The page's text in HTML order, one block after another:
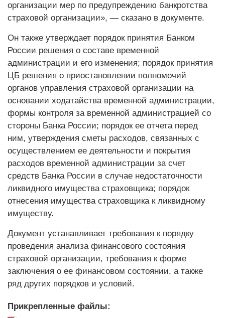
организации мер по предупреждению банкротства
страховой организации», — сказано в документе.
Он также утверждает порядок принятия Банком
России решения о составе временной
администрации и его изменения; порядок принятия
ЦБ решения о приостановлении полномочий
органов управления страховой организации на
основании ходатайства временной администрации,
формы контроля за временной администрацией со
стороны Банка России; порядок ее отчета перед
ним, утверждения сметы расходов, связанных с
осуществлением ее деятельности и покрытия
расходов временной администрации за счет
средств Банка России в случае недостаточности
ликвидного имущества страховщика; порядок
отнесения имущества страховщика к ликвидному
имуществу.
Документ устанавливает требования к порядку
проведения анализа финансового состояния
страховой организации, требования к форме
заключения о ее финансовом состоянии, а также
ряд других порядков и условий.
Прикрепленные файлы: